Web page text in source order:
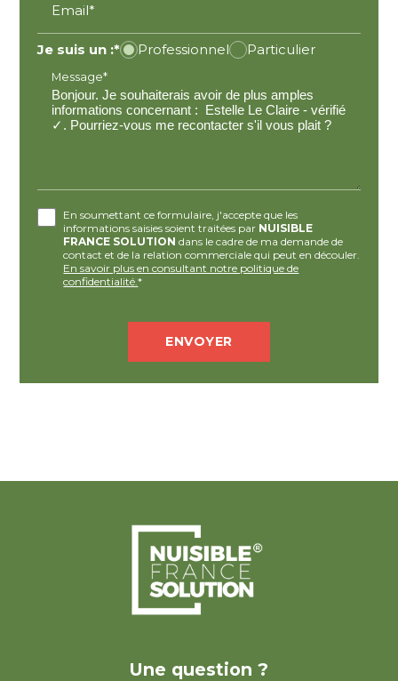
Email*
Je suis un :* Professionnel Particulier
Message*
En soumettant ce formulaire, j'accepte que les
informations saisies soient traitées par NUISIBLE
FRANCE SOLUTION dans le cadre de ma demande de
contact et de la relation commerciale qui peut en découler.
En savoir plus en consultant notre politique de
confidentialité.*
Une question ?